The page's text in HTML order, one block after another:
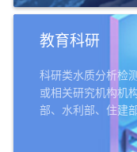
教育科研
科研类水质分析检
或相关研究机构机
部、水利部、住建
部、交通部、科技
机构机构，包括高